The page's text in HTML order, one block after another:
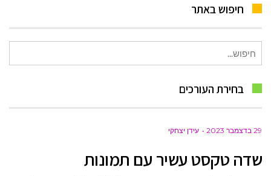
חיפוש באתר
עבור:
בחירת העורכים
29 בדצמבר 2023 עידן יצחקי
שדה טקסט עשיר עם תמונות